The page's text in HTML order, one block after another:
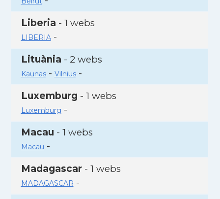
Liberia - 1 webs
LIBERIA-
Lituània - 2 webs
Kaunas- Vilnius-
Luxemburg - 1 webs
Luxemburg -
Macau - 1 webs
Macau -
Madagascar- 1 webs
MADAGASCAR -